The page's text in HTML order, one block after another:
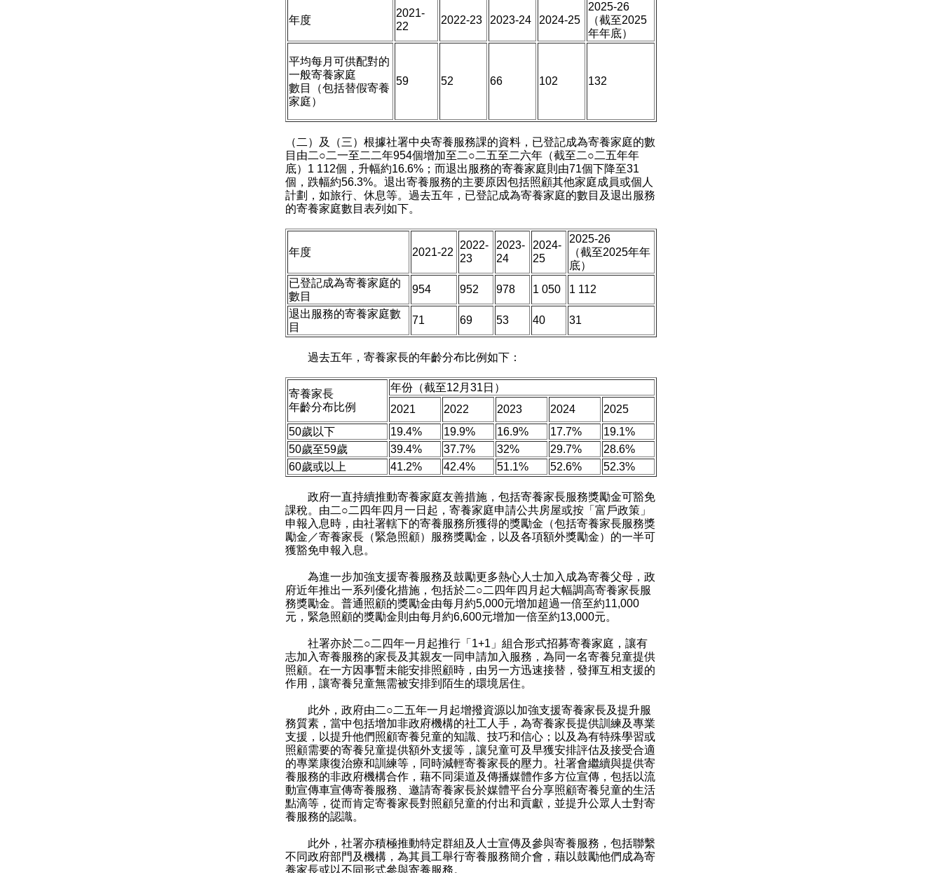
年度
2021-
22
2022-23 2023-24 2024-25
2025-26
（截至2025
年年底）
平均每月可供配對的
一般寄養家庭
數目（包括替假寄養
家庭）
59 52 66 102 132
（二）及（三）根據社署中央寄養服務課的資料，已登記成為寄養家庭的數
目由二○二一至二二年954個增加至二○二五至二六年（截至二○二五年年
底）1 112個，升幅約16.6%；而退出服務的寄養家庭則由71個下降至31
個，跌幅約56.3%。退出寄養服務的主要原因包括照顧其他家庭成員或個人
計劃，如旅行、休息等。過去五年，已登記成為寄養家庭的數目及退出服務
的寄養家庭數目表列如下。
年度 2021-22
2022-
23
2023-
24
2024-
25
2025-26
（截至2025年年
底）
已登記成為寄養家庭的
數目
954 952 978 1 050 1 112
退出服務的寄養家庭數
目
71 69 53 40 31
過去五年，寄養家長的年齡分布比例如下：
寄養家長
年齡分布比例
年份（截至12月31日）
2021
2022 2023 2024
2025
50歲以下
19.4% 19.9% 16.9% 17.7%
19.1%
50歲至59歲
39.4% 37.7% 32% 29.7%
28.6%
60歲或以上
41.2% 42.4% 51.1% 52.6% 52.3%
政府一直持續推動寄養家庭友善措施，包括寄養家長服務獎勵金可豁免
課稅。由二○二四年四月一日起，寄養家庭申請公共房屋或按「富戶政策」
申報入息時，由社署轄下的寄養服務所獲得的獎勵金（包括寄養家長服務獎
勵金／寄養家長（緊急照顧）服務獎勵金，以及各項額外獎勵金）的一半可
獲豁免申報入息。
為進一步加強支援寄養服務及鼓勵更多熱心人士加入成為寄養父母，政
府近年推出一系列優化措施，包括於二○二四年四月起大幅調高寄養家長服
務獎勵金。普通照顧的獎勵金由每月約5,000元增加超過一倍至約11,000
元，緊急照顧的獎勵金則由每月約6,600元增加一倍至約13,000元。
社署亦於二○二四年一月起推行「1+1」組合形式招募寄養家庭，讓有
志加入寄養服務的家長及其親友一同申請加入服務，為同一名寄養兒童提供
照顧。在一方因事暫未能安排照顧時，由另一方迅速接替，發揮互相支援的
作用，讓寄養兒童無需被安排到陌生的環境居住。
此外，政府由二○二五年一月起增撥資源以加強支援寄養家長及提升服
務質素，當中包括增加非政府機構的社工人手，為寄養家長提供訓練及專業
支援，以提升他們照顧寄養兒童的知識、技巧和信心；以及為有特殊學習或
照顧需要的寄養兒童提供額外支援等，讓兒童可及早獲安排評估及接受合適
的專業康復治療和訓練等，同時減輕寄養家長的壓力。社署會繼續與提供寄
養服務的非政府機構合作，藉不同渠道及傳播媒體作多方位宣傳，包括以流
動宣傳車宣傳寄養服務、邀請寄養家長於媒體平台分享照顧寄養兒童的生活
點滴等，從而肯定寄養家長對照顧兒童的付出和貢獻，並提升公眾人士對寄
養服務的認識。
此外，社署亦積極推動特定群組及人士宣傳及參與寄養服務，包括聯繫
不同政府部門及機構，為其員工舉行寄養服務簡介會，藉以鼓勵他們成為寄
養家長或以不同形式參與寄養服務。